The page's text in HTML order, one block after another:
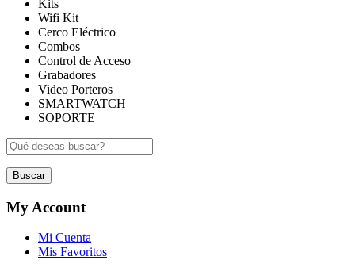
Kits
Wifi Kit
Cerco Eléctrico
Combos
Control de Acceso
Grabadores
Video Porteros
SMARTWATCH
SOPORTE
Buscar
My Account
Mi Cuenta
Mis Favoritos